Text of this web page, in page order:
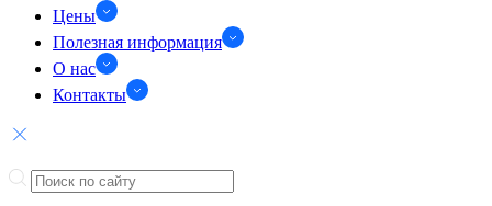
Цены
Полезная информация
О нас
Контакты